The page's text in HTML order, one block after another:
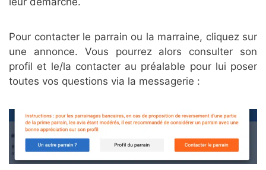
Pour contacter le parrain ou la marraine, cliquez sur
une annonce. Vous pourrez alors consulter son
profil et le/la contacter au préalable pour lui poser
toutes vos questions via la messagerie :